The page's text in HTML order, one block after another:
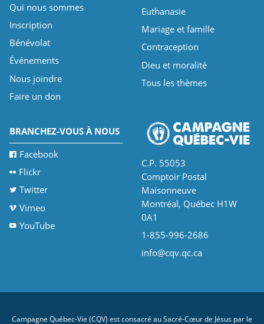
Qui nous sommes
Inscription
Bénévolat
Événements
Nous joindre
Faire un don
Euthanasie
Mariage et famille
Contraception
Dieu et moralité
Tous les thèmes
BRANCHEZ-VOUS À NOUS
Facebook
Flickr
Twitter
Vimeo
YouTube
C.P. 55053
Comptoir Postal
Maisonneuve
Montréal, Québec H1W
0A1
1-855-996-2686
info@cqv.qc.ca
Campagne Québec-Vie (CQV) est consacré au Sacré-Cœur de Jésus par le